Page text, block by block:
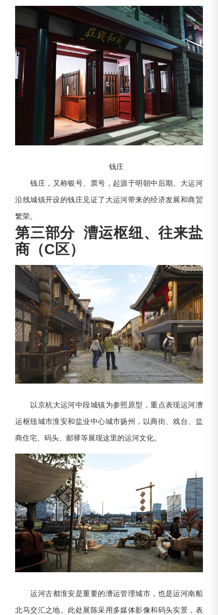
钱庄
钱庄，又称银号、票号，起源于明朝中后期。大运河
沿线城镇开设的钱庄见证了大运河带来的经济发展和商贸
繁荣。
第三部分 漕运枢纽、往来盐
商（C区）
以京杭大运河中段城镇为参照原型，重点表现运河漕
运枢纽城市淮安和盐业中心城市扬州，以商街、戏台、盐
商住宅、码头、邮驿等展现这里的运河文化。
运河古都淮安是重要的漕运管理城市，也是运河南船
北马交汇之地。此处展陈采用多媒体影像和码头实景，表